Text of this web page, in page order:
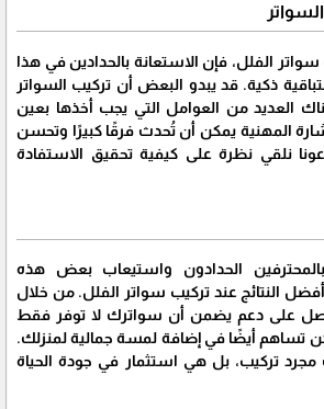
الفلل، فإن الاستعانة بالحدادين في هذا
ذكية. قد يبدو البعض أن تركيب السواتر
العديد من العوامل التي يجب أخذها بعين
المهنية يمكن أن تُحدث فرقًا كبيرًا وتحسن
نلقي نظرة على كيفية تحقيق الاستفادة
الحدادون واستيعاب بعض هذه
النتائج عند تركيب سواتر الفلل. من خلال
على دعم يضمن أن سواترك لا توفر فقط
تساهم أيضًا في إضافة لمسة جمالية لمنزلك.
تركيب، بل هي استثمار في جودة الحياة